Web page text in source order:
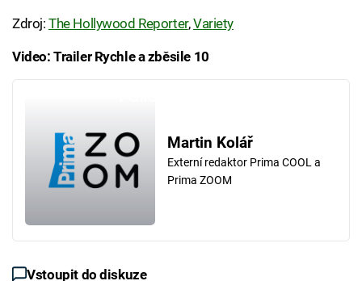
Zdroj:The Hollywood Reporter,Variety
Video: Trailer Rychle a zběsile 10
Martin Kolář
Externí redaktor Prima COOL a
Prima ZOOM
Vstoupit do diskuze